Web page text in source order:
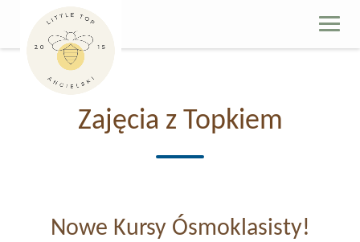
content
Zajęcia z Topkiem
Nowe Kursy Ósmoklasisty!